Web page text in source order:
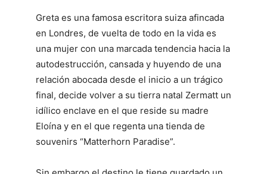
Greta es una famosa escritora suiza afincada
en Londres, de vuelta de todo en la vida es
una mujer con una marcada tendencia hacia la
autodestrucción, cansada y huyendo de una
relación abocada desde el inicio a un trágico
final, decide volver a su tierra natal Zermatt un
idílico enclave en el que reside su madre
Eloína y en el que regenta una tienda de
souvenirs “Matterhorn Paradise”.